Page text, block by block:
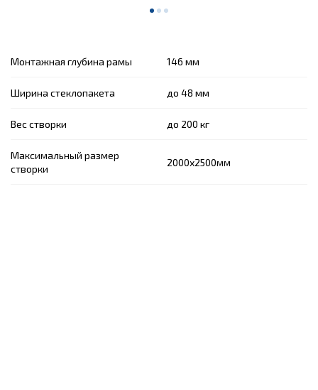
146 мм
Монтажная глубина рамы
до 48 мм
Ширина стеклопакета
до 200 кг
Вес створки
2000х2500мм
Максимальный размер
створки